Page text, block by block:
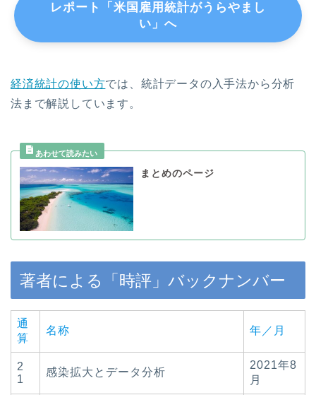
レポート「米国雇用統計がうらやまし
い」へ
経済統計の使い方では、統計データの入手法から分析
法まで解説しています。
まとめのページ
著者による「時評」バックナンバー
通
算
名称 年／月
2
1
感染拡大とデータ分析
2021年8
月